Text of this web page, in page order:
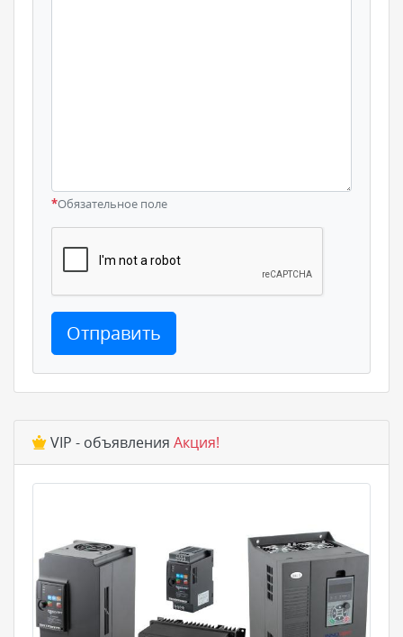
*Обязательное поле
Отправить
VIP - объявления Акция!